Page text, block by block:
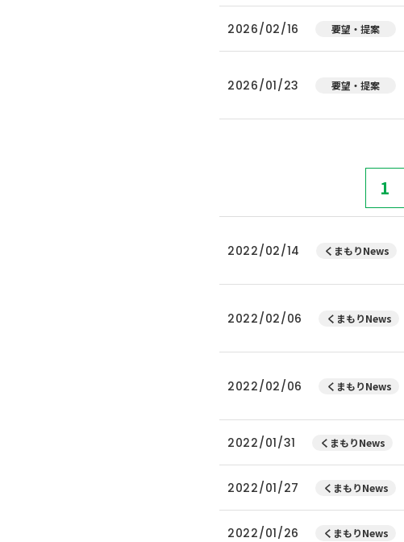
2026/02/16 要望・提案
2026/01/23 要望・提案
1
2022/02/14 くまもりNews
2022/02/06 くまもりNews
2022/02/06 くまもりNews
2022/01/31 くまもりNews
2022/01/27 くまもりNews
2022/01/26 くまもりNews